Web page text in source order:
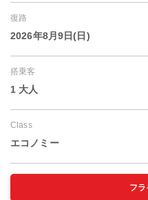
復路
2026年8月9日(日)
搭乗客
1 大人
Class
エコノミー
フ